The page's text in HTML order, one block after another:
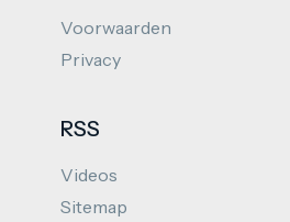
Voorwaarden
Privacy
RSS
Videos
Sitemap